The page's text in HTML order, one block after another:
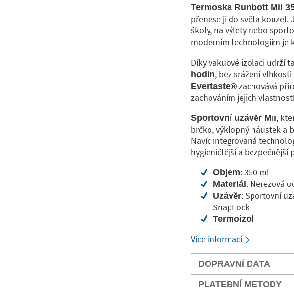
Termoska Runbott Mii
přenese ji do světa
školy, na výlety nebo
moderním technologiím je
Díky vakuové izolaci udrží
hodin, bez srážení
Evertaste®️zachovává
zachováním jejich
Sportovní uzávěr Mii,
brčko, výklopný náustek a
Navíc integrovaná
hygieničtější a bezpečnější
Objem: 350 ml
Materiál : Nerezová
Uzávěr: Sportovní
SnapLock
Termoizol
Více informací
DOPRAVNÍ DATA
PLATEBNÍ METODY